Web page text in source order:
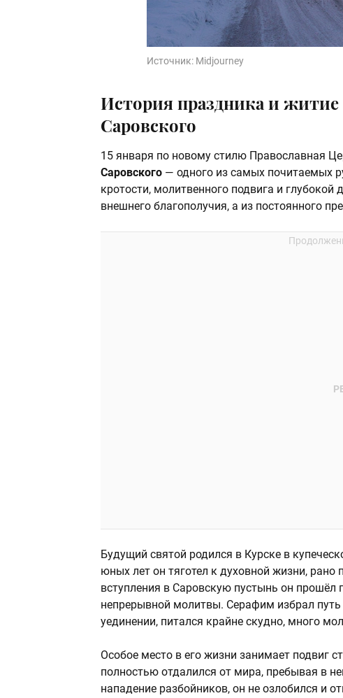
Источник: Midjourney
История праздника и
Саровского
15 января по новому стилю Православная
Саровского — одного из самых почитаемых
кротости, молитвенного подвига и
внешнего благополучия, а из постоянного
Будущий святой родился в Курске в
юных лет он тяготел к духовной жизни,
вступления в Саровскую пустынь он прошёл
непрерывной молитвы. Серафим избрал
уединении, питался крайне скудно, много
Особое место в его жизни занимает подвиг
полностью отдалился от мира, пребывая в
нападение разбойников, он не озлобился и